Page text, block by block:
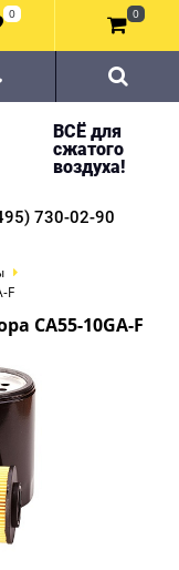
ВСЁ для
сжатого
воздуха!
730-02-90
F
CA55-10GA-F
0 0